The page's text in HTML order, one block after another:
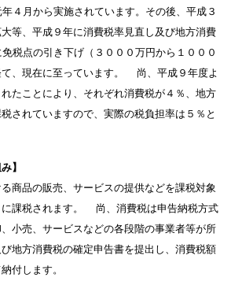
４月から実施されています。その後、平成３
等、平成９年に消費税率見直し及び地方消費
税点の引き下げ（３０００万円から１０００
、現在に至っています。 尚、平成９年度よ
たことにより、それぞれ消費税が４％、地方
されていますので、実際の税負担率は５％と
】
商品の販売、サービスの提供などを課税対象
に課税されます。 尚、消費税は申告納税方式
小売、サービスなどの各段階の事業者等が所
地方消費税の確定申告書を提出し、消費税額
付します。